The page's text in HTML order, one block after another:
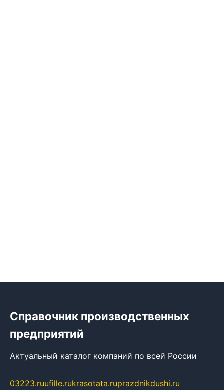
Справочник производственных
предприятий
Актуальный каталог компаний по всей России
03223.ruufille.rukrasotata.ruprazdnikdushi.ru